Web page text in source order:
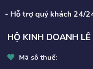
- Hỗ trợ quý khách 24/
HỘ KINH DOANH
Mã sô thuế: